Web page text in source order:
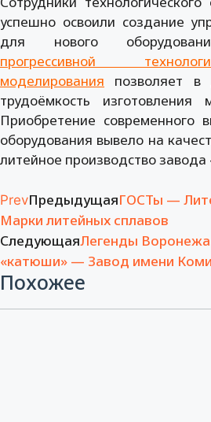
успешно освоили создание
для нового
прогрессивной
моделирования позволяет в
трудоёмкость изготовления
Приобретение современного
оборудования вывело на
литейное производство завода
PrevПредыдущаяГОСТы —
Марки литейных сплавов
СледующаяЛегенды
«катюши» — Завод имени
Похожее